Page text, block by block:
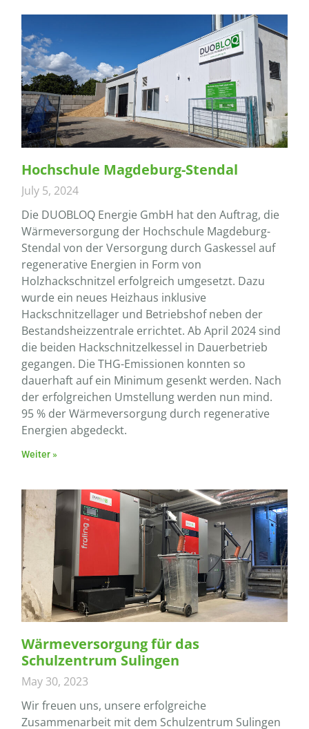
Hochschule Magdeburg-Stendal
July 5, 2024
Die DUOBLOQ Energie GmbH hat den Auftrag, die
Wärmeversorgung der Hochschule Magdeburg-
Stendal von der Versorgung durch Gaskessel auf
regenerative Energien in Form von
Holzhackschnitzel erfolgreich umgesetzt. Dazu
wurde ein neues Heizhaus inklusive
Hackschnitzellager und Betriebshof neben der
Bestandsheizzentrale errichtet. Ab April 2024 sind
die beiden Hackschnitzelkessel in Dauerbetrieb
gegangen. Die THG-Emissionen konnten so
dauerhaft auf ein Minimum gesenkt werden. Nach
der erfolgreichen Umstellung werden nun mind.
95 % der Wärmeversorgung durch regenerative
Energien abgedeckt.
Weiter »
Wärmeversorgung für das
Schulzentrum Sulingen
May 30, 2023
Wir freuen uns, unsere erfolgreiche
Zusammenarbeit mit dem Schulzentrum Sulingen